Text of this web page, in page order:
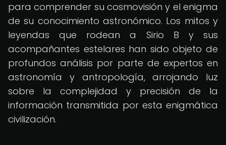
para comprender su cosmovisión y el enigma
de su conocimiento astronómico. Los mitos y
leyendas que rodean a Sirio B y sus
acompañantes estelares han sido objeto de
profundos análisis por parte de expertos en
astronomía y antropología, arrojando luz
sobre la complejidad y precisión de la
información transmitida por esta enigmática
civilización.